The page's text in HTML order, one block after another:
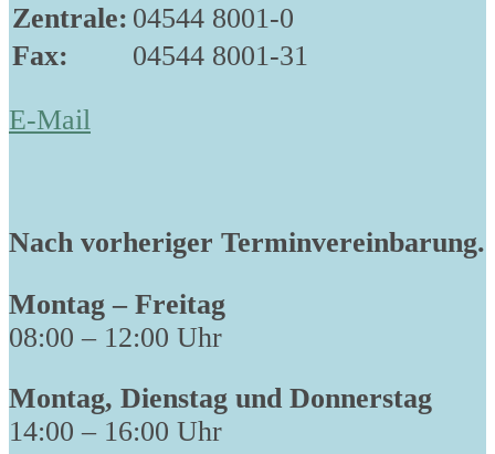
Zentrale: 04544 8001-0
Fax:
04544 8001-31
E-Mail
Nach vorheriger Terminvereinbarung.
Montag – Freitag
08:00 – 12:00 Uhr
Montag, Dienstag und Donnerstag
14:00 – 16:00 Uhr